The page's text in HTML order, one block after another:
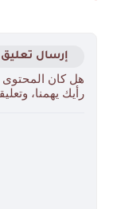
إرسال تعليق
هل كان المحتوى
رأيك يهمنا،